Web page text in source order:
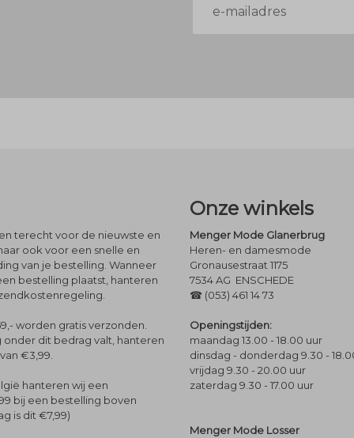
mailadres
terecht voor de nieuwste en
ook voor een snelle en
van je bestelling. Wanneer
bestelling plaatst, hanteren
worden gratis verzonden.
onder dit bedrag valt, hanteren
€3,99.
hanteren wij een
bij een bestelling boven
is dit €7,99)
Onze winkels
Menger Mode Glanerbrug
Heren- en damesmode
Gronausestraat 1175
7534 AG ENSCHEDE
☎ (053) 461 14 73
Openingstijden:
maandag 13.00 - 18.00 uur
dinsdag - donderdag 9.30 -
vrijdag 9.30 - 20.00 uur
zaterdag 9.30 - 17.00 uur
Menger Mode Losser